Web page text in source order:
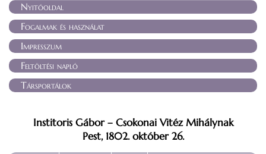
Nyitóoldal
Fogalmak és használat
Impresszum
Feltöltési napló
Társportálok
Institoris Gábor – Csokonai Vitéz Mihálynak
Pest, 1802. október 26.